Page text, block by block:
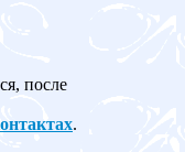
после
.